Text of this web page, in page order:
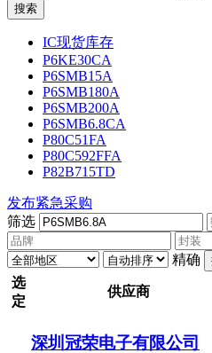
IC现货库存
P6KE30CA
P6SMB15A
P6SMB180A
P6SMB200A
P6SMB6.8CA
P80C51FA
P80C592FFA
P82B715TD
发布紧急采购
筛选
精确
选
定
供应商
深圳冠荣电子有限公司